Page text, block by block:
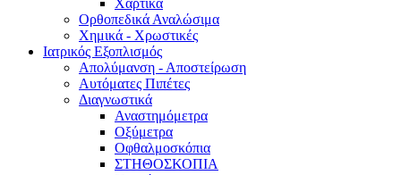
Χαρτικά
Ορθοπεδικά Αναλώσιμα
Χημικά - Χρωστικές
Ιατρικός Εξοπλισμός
Απολύμανση - Αποστείρωση
Αυτόματες Πιπέτες
Διαγνωστικά
Αναστημόμετρα
Οξύμετρα
Οφθαλμοσκόπια
ΣΤΗΘΟΣΚΟΠΙΑ